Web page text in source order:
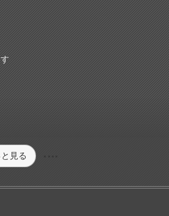
見る